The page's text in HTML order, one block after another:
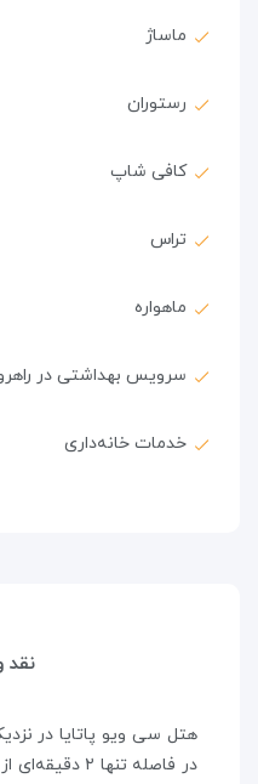
ماساژ
رستوران
کافی شاپ
تراس
ماهواره
سرویس بهداشتی در
خدمات خانه‌داری
نقد
هتل سی ویو پاتایا در
در فاصله تنها